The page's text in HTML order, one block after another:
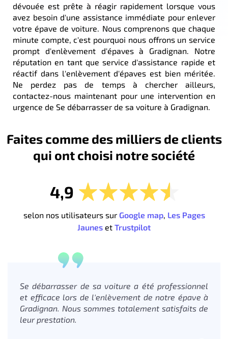
dévouée est prête à réagir rapidement lorsque vous
avez besoin d'une assistance immédiate pour enlever
votre épave de voiture. Nous comprenons que chaque
minute compte, c'est pourquoi nous offrons un service
prompt d'enlèvement d'épaves à Gradignan. Notre
réputation en tant que service d'assistance rapide et
réactif dans l'enlèvement d'épaves est bien méritée.
Ne perdez pas de temps à chercher ailleurs,
contactez-nous maintenant pour une intervention en
urgence de Se débarrasser de sa voiture à Gradignan.
Faites comme des milliers de clients
qui ont choisi notre société
4,9
selon nos utilisateurs sur Google map, Les Pages
Jaunes et Trustpilot
Se débarrasser de sa voiture a été professionnel
et efficace lors de l'enlèvement de notre épave à
Gradignan. Nous sommes totalement satisfaits de
leur prestation.